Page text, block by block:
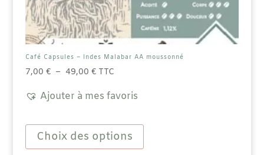
Café Capsules – Indes Malabar AA moussonné
7,00 € – 49,00 €Plage
prix :
à
49,00 €
TTC
Ajouter à mes favoris
Choix des options
produit
plusieurs